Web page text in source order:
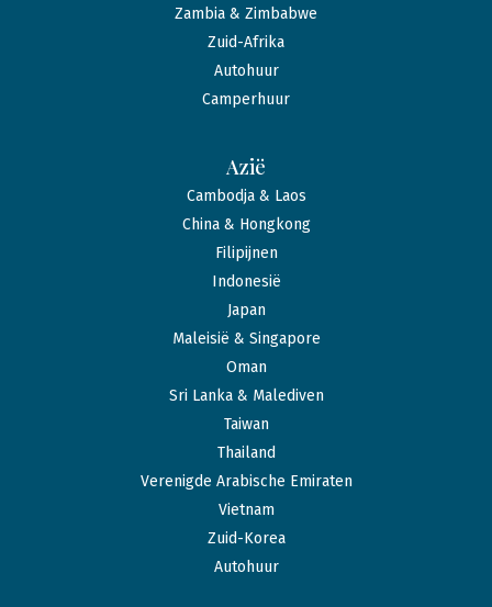
Zambia & Zimbabwe
Zuid-Afrika
Autohuur
Camperhuur
Azië
Cambodja & Laos
China & Hongkong
Filipijnen
Indonesië
Japan
Maleisië & Singapore
Oman
Sri Lanka & Malediven
Taiwan
Thailand
Verenigde Arabische Emiraten
Vietnam
Zuid-Korea
Autohuur